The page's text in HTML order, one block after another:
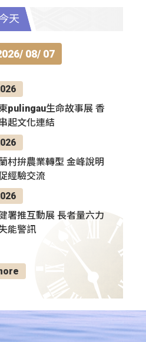
天
08/ 07
pulingau生命故事展 香
起文化連結
村拚農業轉型 金峰說明
經驗交流
署推互動展 長者量六力
能警訊